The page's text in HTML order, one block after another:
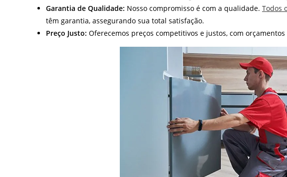
Garantia de Qualidade: Nosso compromisso é com a qualidade. Todos
têm garantia, assegurando sua total satisfação.
Preço Justo: Oferecemos preços competitivos e justos, com